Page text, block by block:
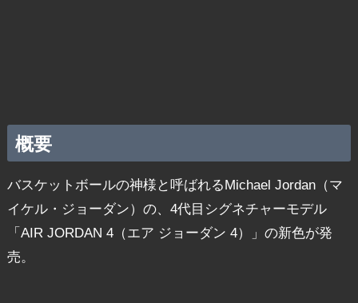
概要
バスケットボールの神様と呼ばれるMichael Jordan（マ
イケル・ジョーダン）の、4代目シグネチャーモデル
「AIR JORDAN 4（エア ジョーダン 4）」の新色が発
売。